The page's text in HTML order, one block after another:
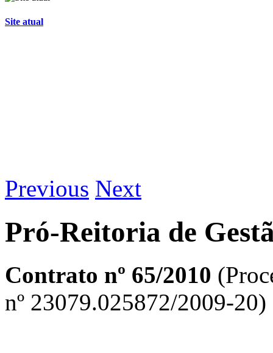
Site atual
Previous Next
Pró-Reitoria de
Contrato nº 65/2010
nº 23079.025872/2009-20)